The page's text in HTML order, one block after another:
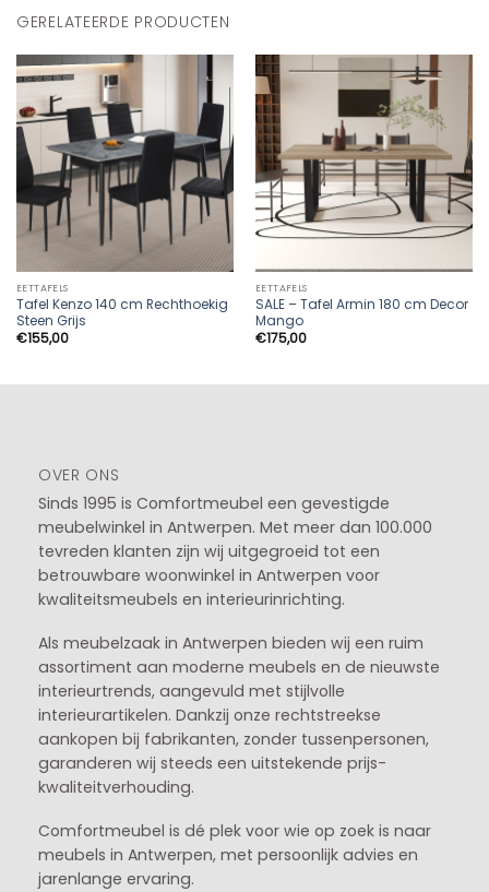
GERELATEERDE PRODUCTEN
EETTAFELS
Tafel Kenzo 140 cm Rechthoekig
Steen Grijs
€155,00
EETTAFELS
SALE – Tafel Armin 180 cm Decor
Mango
€175,00
OVER ONS
Sinds 1995 is Comfortmeubel een gevestigde
meubelwinkel in Antwerpen. Met meer dan 100.000
tevreden klanten zijn wij uitgegroeid tot een
betrouwbare woonwinkel in Antwerpen voor
kwaliteitsmeubels en interieurinrichting.
Als meubelzaak in Antwerpen bieden wij een ruim
assortiment aan moderne meubels en de nieuwste
interieurtrends, aangevuld met stijlvolle
interieurartikelen. Dankzij onze rechtstreekse
aankopen bij fabrikanten, zonder tussenpersonen,
garanderen wij steeds een uitstekende prijs-
kwaliteitverhouding.
Comfortmeubel is dé plek voor wie op zoek is naar
meubels in Antwerpen, met persoonlijk advies en
jarenlange ervaring.